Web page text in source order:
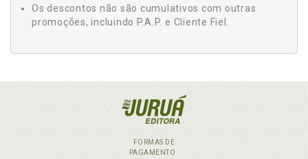
Os descontos não são cumulativos com outras
promoções, incluindo P.A.P. e Cliente Fiel.
FORMAS DE
PAGAMENTO